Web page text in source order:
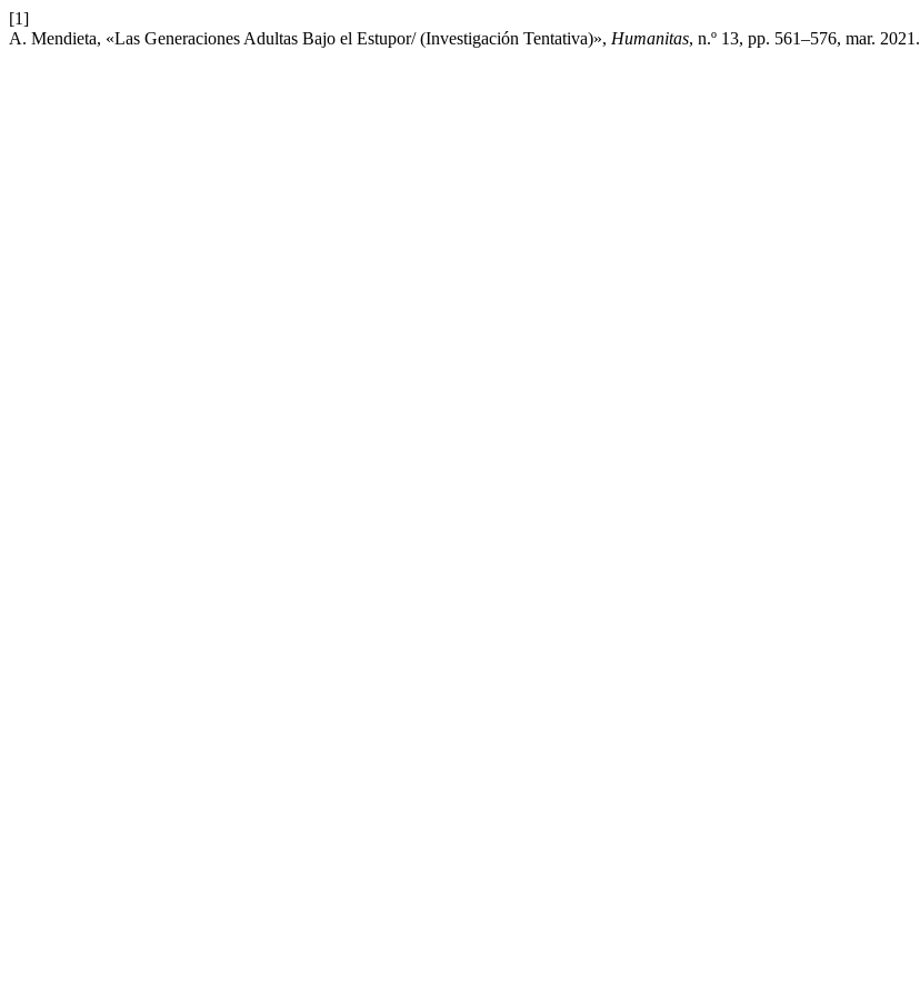
[1]
A. Mendieta, «Las Generaciones Adultas Bajo el Estupor/ (Investigación Tentativa)», Humanitas, n.º 13, pp. 561–576, mar. 2021.